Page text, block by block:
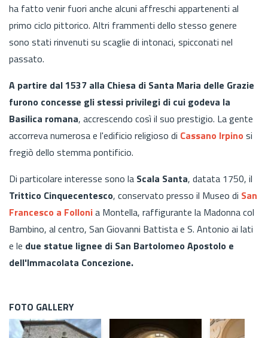
ha fatto venir fuori anche alcuni affreschi appartenenti al
primo ciclo pittorico. Altri frammenti dello stesso genere
sono stati rinvenuti su scaglie di intonaci, spicconati nel
passato.
A partire dal 1537 alla Chiesa di Santa Maria delle Grazie
furono concesse gli stessi privilegi di cui godeva la
Basilica romana, accrescendo così il suo prestigio. La gente
accorreva numerosa e l'edificio religioso di Cassano Irpino si
fregiò dello stemma pontificio.
Di particolare interesse sono la Scala Santa, datata 1750, il
Trittico Cinquecentesco, conservato presso il Museo di San
Francesco a Follonia Montella, raffigurante la Madonna col
Bambino, al centro, San Giovanni Battista e S. Antonio ai lati
e le due statue lignee di San Bartolomeo Apostolo e
dell'Immacolata Concezione.
FOTO GALLERY